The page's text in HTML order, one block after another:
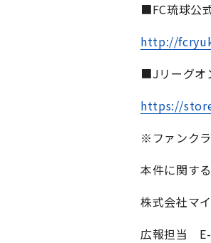
■FC琉球公
http://
■Jリーグオ
https://
※ファンクラ
本件に関す
株式会社マ
広報担当 E-